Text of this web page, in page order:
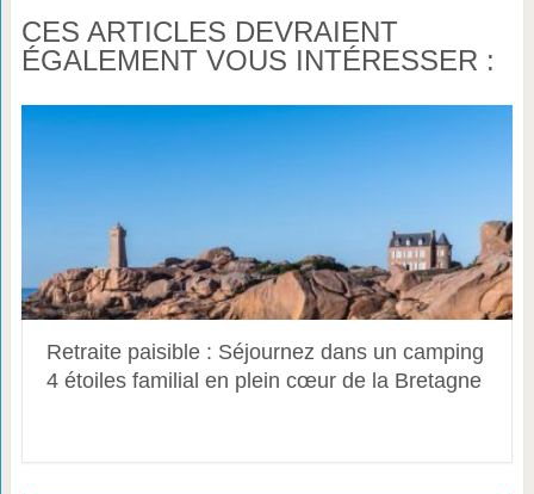
CES ARTICLES DEVRAIENT
ÉGALEMENT VOUS INTÉRESSER :
Retraite paisible : Séjournez dans un camping
4 étoiles familial en plein cœur de la Bretagne